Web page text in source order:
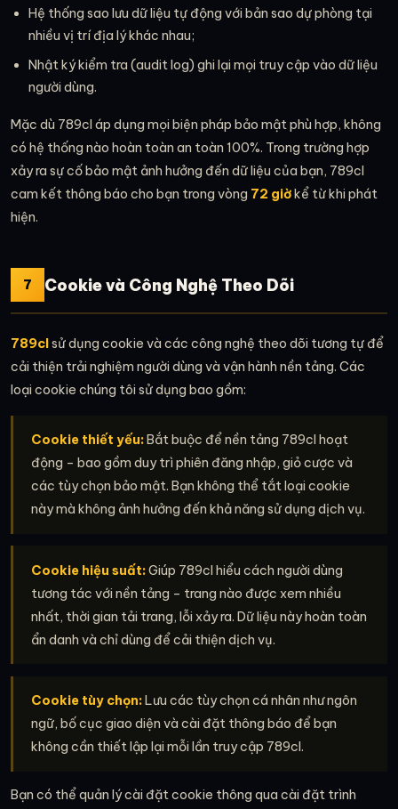
Hệ thống sao lưu dữ liệu tự động với bản sao dự phòng tại
nhiều vị trí địa lý khác nhau;
Nhật ký kiểm tra (audit log) ghi lại mọi truy cập vào dữ liệu
người dùng.
Mặc dù 789cl áp dụng mọi biện pháp bảo mật phù hợp, không
có hệ thống nào hoàn toàn an toàn 100%. Trong trường hợp
xảy ra sự cố bảo mật ảnh hưởng đến dữ liệu của bạn, 789cl
cam kết thông báo cho bạn trong vòng 72 giờkể từ khi phát
hiện.
7 Cookie và Công Nghệ Theo Dõi
789clsử dụng cookie và các công nghệ theo dõi tương tự để
cải thiện trải nghiệm người dùng và vận hành nền tảng. Các
loại cookie chúng tôi sử dụng bao gồm:
Cookie thiết yếu: Bắt buộc để nền tảng 789cl hoạt
động – bao gồm duy trì phiên đăng nhập, giỏ cược và
các tùy chọn bảo mật. Bạn không thể tắt loại cookie
này mà không ảnh hưởng đến khả năng sử dụng dịch vụ.
Cookie hiệu suất:Giúp 789cl hiểu cách người dùng
tương tác với nền tảng – trang nào được xem nhiều
nhất, thời gian tải trang, lỗi xảy ra. Dữ liệu này hoàn toàn
ẩn danh và chỉ dùng để cải thiện dịch vụ.
Cookie tùy chọn:Lưu các tùy chọn cá nhân như ngôn
ngữ, bố cục giao diện và cài đặt thông báo để bạn
không cần thiết lập lại mỗi lần truy cập 789cl.
Bạn có thể quản lý cài đặt cookie thông qua cài đặt trình